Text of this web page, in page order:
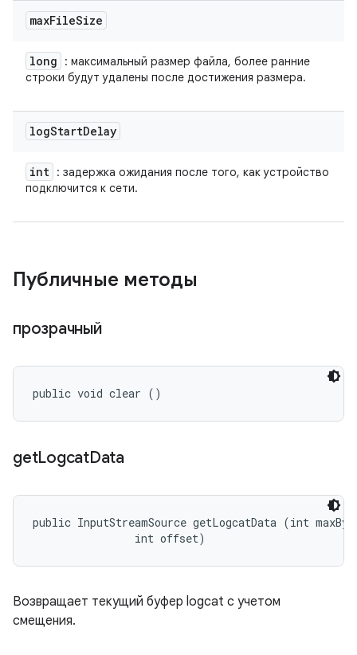
maxFileSize
long
: максимальный размер файла, более ранние
строки будут удалены после достижения размера.
logStartDelay
int : задержка ожидания после того, как устройство
подключится к сети.
Публичные методы
прозрачный
public void clear ()
getLogcatData
public InputStreamSource getLogcatData (int
                int offset)
Возвращает текущий буфер logcat с учетом
смещения.